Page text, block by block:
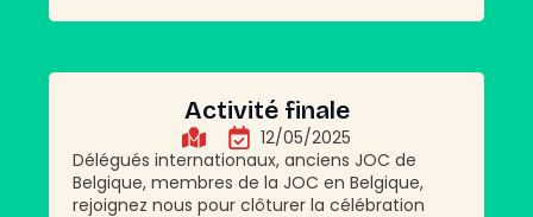
Activité finale
12/05/2025
Délégués internationaux, anciens JOC de
Belgique, membres de la JOC en Belgique,
rejoignez nous pour clôturer la célébration